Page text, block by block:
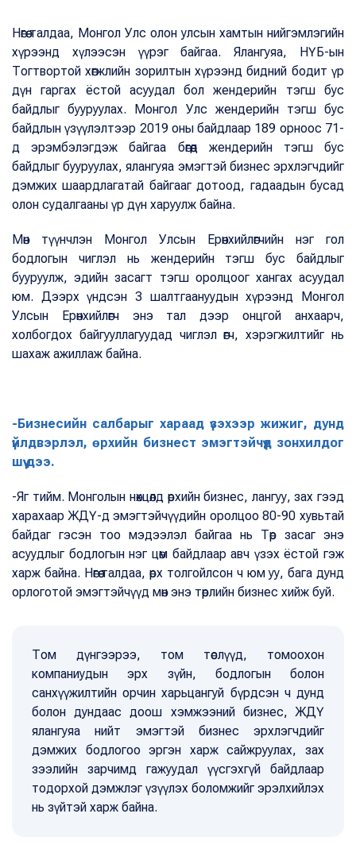
Нөгөө талдаа, Монгол Улс олон улсын хамтын нийгэмлэгийн
хүрээнд хүлээсэн үүрэг байгаа. Ялангуяа, НҮБ-ын
Тогтвортой хөгжлийн зорилтын хүрээнд бидний бодит үр
дүн гаргах ёстой асуудал бол жендерийн тэгш бус
байдлыг бууруулах. Монгол Улс жендерийн тэгш бус
байдлын үзүүлэлтээр 2019 оны байдлаар 189 орноос 71-
д эрэмбэлэгдэж байгаа бөгөөд жендерийн тэгш бус
байдлыг бууруулах, ялангуяа эмэгтэй бизнес эрхлэгчдийг
дэмжих шаардлагатай байгааг дотоод, гадаадын бусад
олон судалгааны үр дүн харуулж байна.
Мөн түүнчлэн Монгол Улсын Ерөнхийлөгчийн нэг гол
бодлогын чиглэл нь жендерийн тэгш бус байдлыг
бууруулж, эдийн засагт тэгш оролцоог хангах асуудал
юм. Дээрх үндсэн 3 шалтгаануудын хүрээнд Монгол
Улсын Ерөнхийлөгч энэ тал дээр онцгой анхаарч,
холбогдох байгууллагуудад чиглэл өгч, хэрэгжилтийг нь
шахаж ажиллаж байна.
-Бизнесийн салбарыг хараад үзэхээр жижиг, дунд
үйлдвэрлэл, өрхийн бизнест эмэгтэйчүүд зонхилдог
шүү дээ.
-Яг тийм. Монголын нөхцөлд өрхийн бизнес, лангуу, зах гээд
харахаар ЖДҮ-д эмэгтэйчүүдийн оролцоо 80-90 хувьтай
байдаг гэсэн тоо мэдээлэл байгаа нь Төр засаг энэ
асуудлыг бодлогын нэг цөм байдлаар авч үзэх ёстой гэж
харж байна. Нөгөө талдаа, өрх толгойлсон ч юм уу, бага дунд
орлоготой эмэгтэйчүүд мөн энэ төрлийн бизнес хийж буй.
Том дүнгээрээ, том төслүүд, томоохон
компаниудын эрх зүйн, бодлогын болон
санхүүжилтийн орчин харьцангуй бүрдсэн ч дунд
болон дундаас доош хэмжээний бизнес, ЖДҮ
ялангуяа нийт эмэгтэй бизнес эрхлэгчдийг
дэмжих бодлогоо эргэн харж сайжруулах, зах
зээлийн зарчимд гажуудал үүсгэхгүй байдлаар
тодорхой дэмжлэг үзүүлэх боломжийг эрэлхийлэх
нь зүйтэй харж байна.